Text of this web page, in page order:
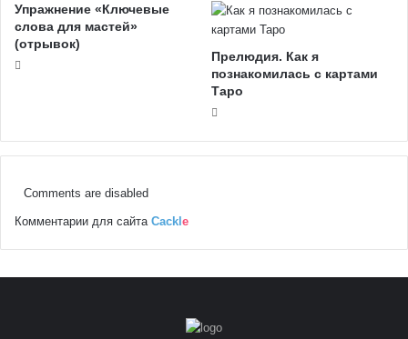
Упражнение «Ключевые
слова для мастей»
(отрывок)
Прелюдия. Как я
познакомилась с картами
Таро
Comments are disabled
Комментарии для сайта Cackle